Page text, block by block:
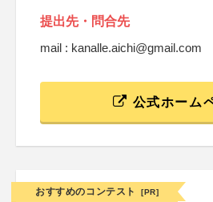
提出先・問合先
mail : kanalle.aichi@gmail.com
公式ホーム
おすすめのコンテスト [PR]